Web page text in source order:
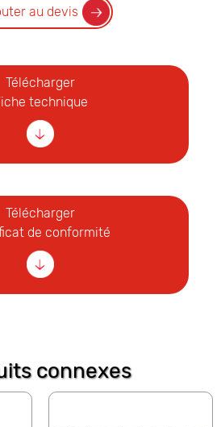
au devis
Télécharger
technique
Télécharger
de conformité
connexes